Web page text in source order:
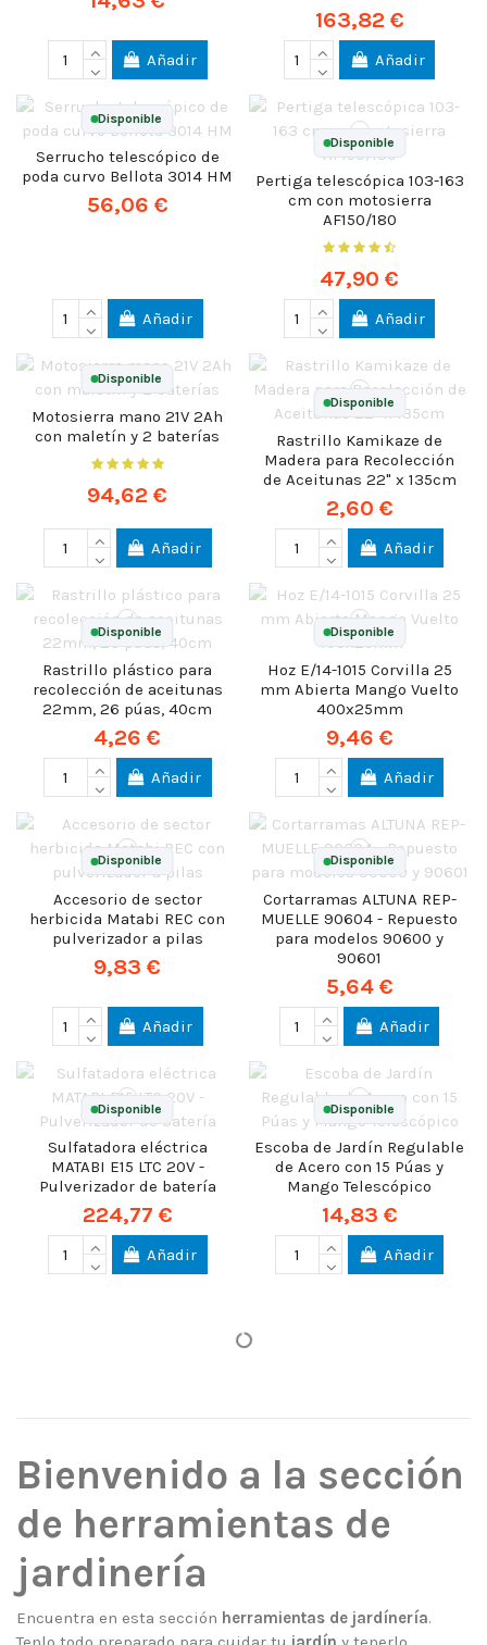
Añadir
163,82 €
Añadir
Disponible
Serrucho telescópico de
poda curvo Bellota 3014 HM
56,06 €
Añadir
Disponible
Pertiga telescópica 103-163
cm con motosierra
AF150/180
47,90 €
Añadir
Disponible
Motosierra mano 21V 2Ah
con maletín y 2 baterías
94,62 €
Añadir
Disponible
Rastrillo Kamikaze de
Madera para Recolección
de Aceitunas 22" x 135cm
2,60 €
Añadir
Disponible
Rastrillo plástico para
recolección de aceitunas
22mm, 26 púas, 40cm
4,26 €
Añadir
Disponible
Hoz E/14-1015 Corvilla 25
mm Abierta Mango Vuelto
400x25mm
9,46 €
Añadir
Disponible
Accesorio de sector
herbicida Matabi REC con
pulverizador a pilas
9,83 €
Añadir
Disponible
Cortarramas ALTUNA REP-
MUELLE 90604 - Repuesto
para modelos 90600 y
90601
5,64 €
Añadir
Disponible
Sulfatadora eléctrica
MATABI E15 LTC 20V -
Pulverizador de batería
224,77 €
Añadir
Disponible
Escoba de Jardín Regulable
de Acero con 15 Púas y
Mango Telescópico
14,83 €
Añadir
Bienvenido a la sección
de herramientas de
jardinería
Encuentra en esta sección herramientas de jardínería.